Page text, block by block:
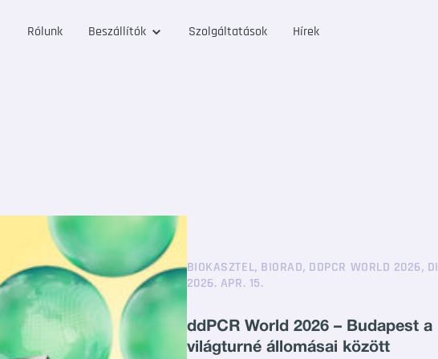
Rólunk Beszállítók Szolgáltatások Hírek
BIOKASZTEL, BIORAD, DDPCR WORLD 2026,
2026. APR. 15.
ddPCR World 2026 – Budapest a
világturné állomásai között